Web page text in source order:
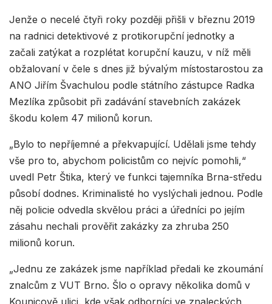
Jenže o necelé čtyři roky později přišli v březnu 2019
na radnici detektivové z protikorupční jednotky a
začali zatýkat a rozplétat korupční kauzu, v níž měli
obžalovaní v čele s dnes již bývalým místostarostou za
ANO Jiřím Švachulou podle státního zástupce Radka
Mezlíka způsobit při zadávání stavebních zakázek
škodu kolem 47 milionů korun.
„Bylo to nepříjemné a překvapující. Udělali jsme tehdy
vše pro to, abychom policistům co nejvíc pomohli,“
uvedl Petr Štika, který ve funkci tajemníka Brna-středu
působí dodnes. Kriminalisté ho vyslýchali jednou. Podle
něj policie odvedla skvělou práci a úředníci po jejím
zásahu nechali prověřit zakázky za zhruba 250
milionů korun.
„Jednu ze zakázek jsme například předali ke zkoumání
znalcům z VUT Brno. Šlo o opravy několika domů v
Kounicově ulici, kde však odborníci ve znaleckých